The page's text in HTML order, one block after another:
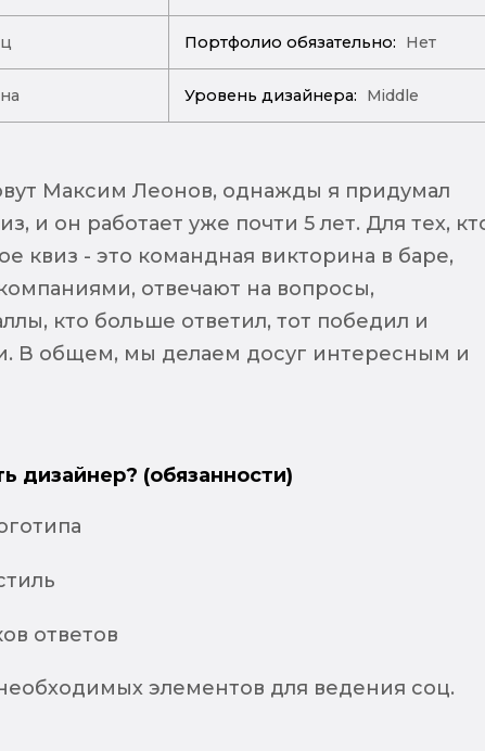
Портфолио обязательно: Нет
Уровень дизайнера: Middle
Максим Леонов, однажды я придумал
и он работает уже почти 5 лет. Для тех,
квиз - это командная викторина в баре,
отвечают на вопросы,
кто больше ответил, тот победил и
В общем, мы делаем досуг интересным и
дизайнер? (обязанности)
ответов
элементов для ведения соц.